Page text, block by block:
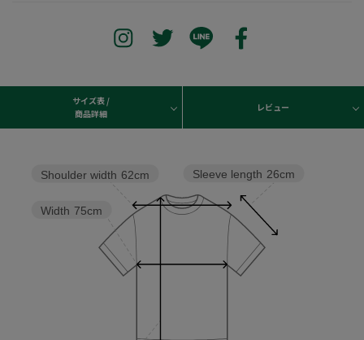
サイズ表 /
商品詳細
レビュー
Sleeve length 26cm
Width 75cm
Shoulder width 62cm